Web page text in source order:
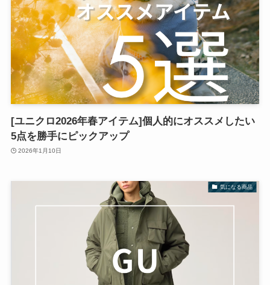
[ユニクロ2026年春アイテム]個人的にオススメしたい
5点を勝手にピックアップ
2026年1月10日
気になる商品